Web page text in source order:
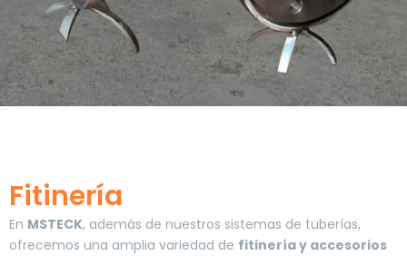
Fitinería
En MSTECK, además de nuestros sistemas de tuberías,
ofrecemos una amplia variedad de fitinería y accesorios